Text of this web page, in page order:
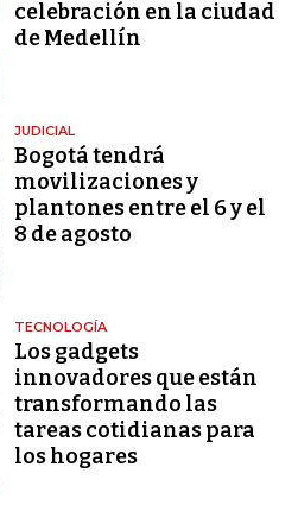
celebración en la ciudad
de Medellín
JUDICIAL
Bogotá tendrá
movilizaciones y
plantones entre el 6 y el
8 de agosto
TECNOLOGÍA
Los gadgets
innovadores que están
transformando las
tareas cotidianas para
los hogares